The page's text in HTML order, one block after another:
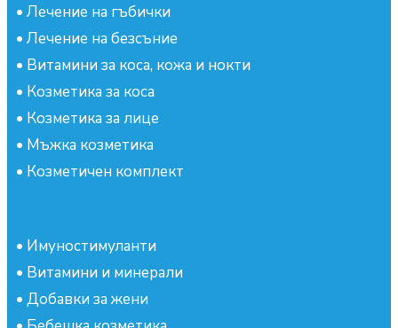
• Лечение на гъбички
• Лечение на безсъние
• Витамини за коса, кожа и нокти
• Козметика за коса
• Козметика за лице
• Мъжка козметика
• Козметичен комплект
• Имуностимуланти
• Витамини и минерали
• Добавки за жени